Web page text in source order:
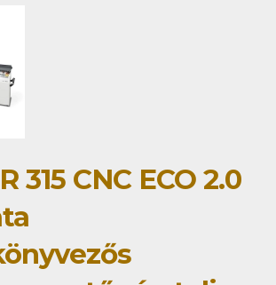
315 CNC ECO 2.0